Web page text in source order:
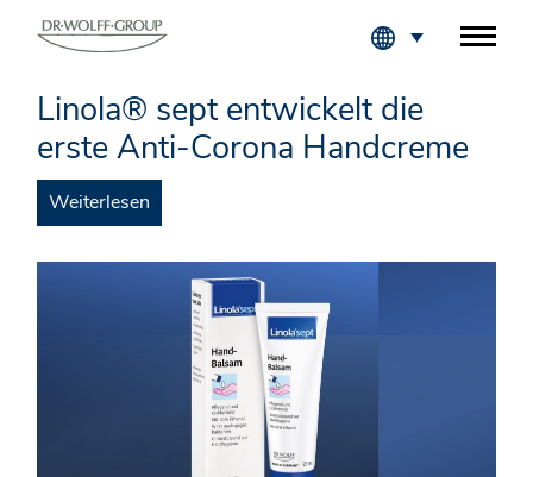
Linola® sept entwickelt die
erste Anti-Corona Handcreme
Weiterlesen